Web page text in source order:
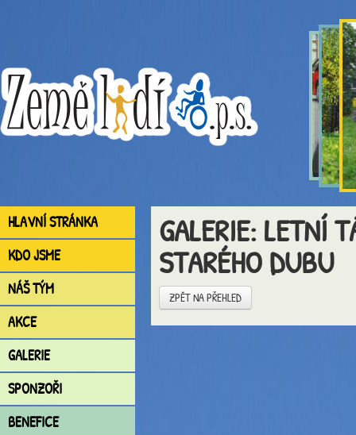
HLAVNÍ STRÁNKA
KDO JSME
NÁŠ TÝM
AKCE
GALERIE
SPONZOŘI
BENEFICE
GALERIE: LETNÍ
STARÉHO DUBU
ZPĚT NA PŘEHLED